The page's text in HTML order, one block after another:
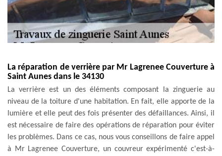
La réparation de verrière par Mr Lagrenee Couverture à
Saint Aunes dans le 34130
La verrière est un des éléments composant la zinguerie au
niveau de la toiture d'une habitation. En fait, elle apporte de la
lumière et elle peut des fois présenter des défaillances. Ainsi, il
est nécessaire de faire des opérations de réparation pour éviter
les problèmes. Dans ce cas, nous vous conseillons de faire appel
à Mr Lagrenee Couverture, un couvreur expérimenté c'est-à-